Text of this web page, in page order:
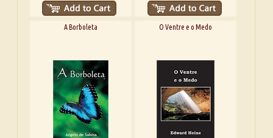
A Borboleta O Ventre e o Medo